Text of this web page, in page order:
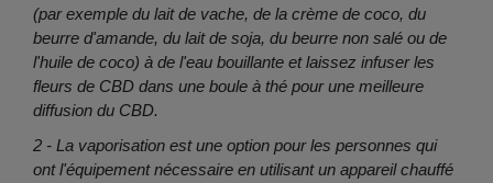
(par exemple du lait de vache, de la crème de coco, du
beurre d'amande, du lait de soja, du beurre non salé ou de
l'huile de coco) à de l'eau bouillante et laissez infuser les
fleurs de CBD dans une boule à thé pour une meilleure
diffusion du CBD.
2 - La vaporisation est une option pour les personnes qui
ont l'équipement nécessaire en utilisant un appareil chauffé